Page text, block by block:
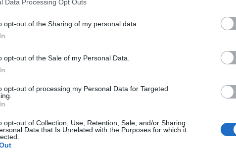
Data Processing Opt Outs
opt-out of the Sharing of my personal data.
opt-out of the Sale of my Personal Data.
opt-out of processing my Personal Data for Targeted
opt-out of Collection, Use, Retention, Sale, and/or Sharing
Data that Is Unrelated with the Purposes for which it
να μπορεί να ανταπεξέλθει στο ολοένα
της Σπάρτης. Εάν τηρείτο το πρωτόκολλο
ένα κτήριο, με λιγότερα χρήματα ίσως,
οποίο έχει και την ευθύνη ολοκλήρωσης
Εστίας συνολικής χωρητικότητας περίπου
και δίκλινα δωμάτια, που θα παρείχαν στους
απαιτεί η σύγχρονη εκπαίδευση και
με internet, μικρή εγκατάσταση κουζίνας σε
τους διδάσκοντες, σύγχρονες αίθουσες